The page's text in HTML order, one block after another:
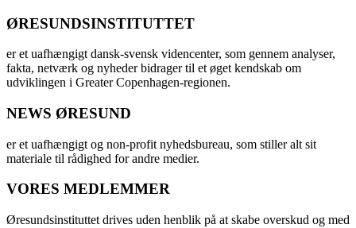
ØRESUNDSINSTITUTTET
er et uafhængigt dansk-svensk videncenter, som gennem analyser,
fakta, netværk og nyheder bidrager til et øget kendskab om
udviklingen i Greater Copenhagen-regionen.
NEWS ØRESUND
er et uafhængigt og non-profit nyhedsbureau, som stiller alt sit
materiale til rådighed for andre medier.
VORES MEDLEMMER
Øresundsinstituttet drives uden henblik på at skabe overskud og med